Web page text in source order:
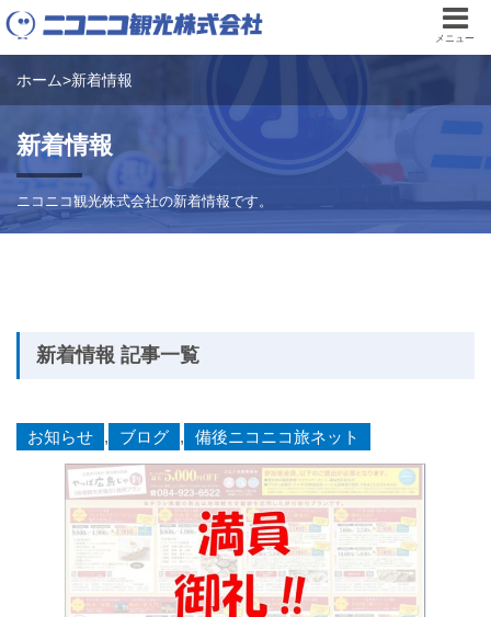
メニュー
ホーム>新着情報
新着情報
ニコニコ観光株式会社の新着情報です。
新着情報 記事一覧
お知らせ , ブログ , 備後ニコニコ旅ネット